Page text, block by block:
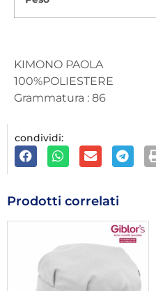
KIMONO PAOLA
100%POLIESTERE
Grammatura : 86
condividi:
Prodotti correlati